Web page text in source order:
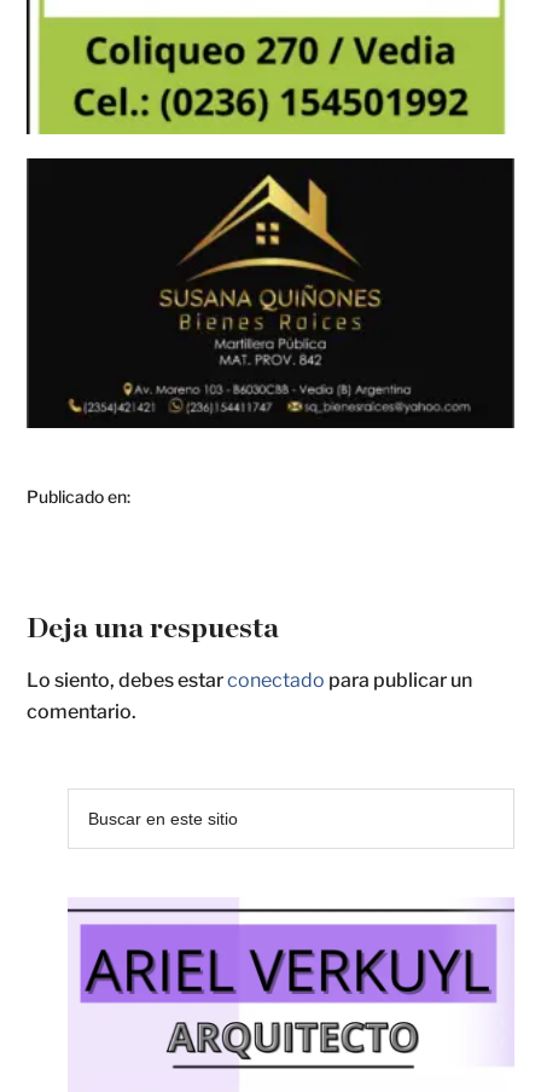
Publicado en:
Deja una respuesta
Lo siento, debes estarconectado para publicar un
comentario.